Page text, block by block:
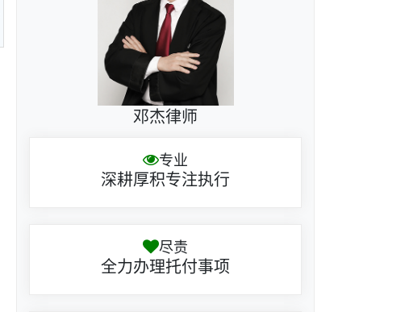
邓杰律师
专业
深耕厚积专注执行
尽责
全力办理托付事项